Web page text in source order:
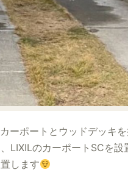
ーポートとウッドデッキ
LIXILのカーポートSCを設
します